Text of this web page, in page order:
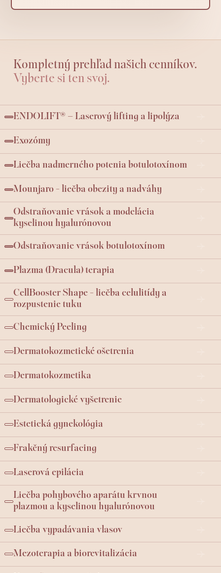
Kompletný prehľad našich cenníkov.
Vyberte si ten svoj.
ENDOLIFT® – Laserový lifting a lipolýza
Exozómy
Liečba nadmerného potenia botulotoxínom
Mounjaro - liečba obezity a nadváhy
Odstraňovanie vrások a modelácia
kyselinou hyalurónovou
Odstraňovanie vrások botulotoxínom
Plazma (Dracula) terapia
CellBooster Shape - liečba celulitídy a
rozpustenie tuku
Chemický Peeling
Dermatokozmetické ošetrenia
Dermatokozmetika
Dermatologické vyšetrenie
Estetická gynekológia
Frakčný resurfacing
Laserová epilácia
Liečba pohybového aparátu krvnou
plazmou a kyselinou hyalurónovou
Liečba vypadávania vlasov
Mezoterapia a biorevitalizácia